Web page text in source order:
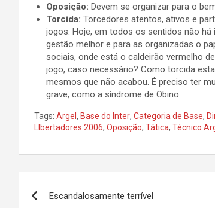
Oposição: Devem se organizar para o
Torcida: Torcedores atentos, ativos e
jogos. Hoje, em todos os sentidos não
gestão melhor e para as organizadas o
sociais, onde está o caldeirão vermelho
jogo, caso necessário? Como torcida
mesmos que não acabou. É preciso ter
grave, como a síndrome de Obino.
Tags: Argel , Base do Inter, Categoria de Base,
LIbertadores 2006, Oposição, Tática, Técnico
Escandalosamente terrível